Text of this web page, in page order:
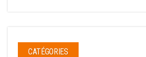
CATÉGORIES